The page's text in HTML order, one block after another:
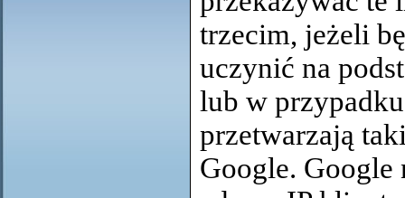
trzecim, jeżeli
uczynić na
lub w
przetwarzają
Google. Google